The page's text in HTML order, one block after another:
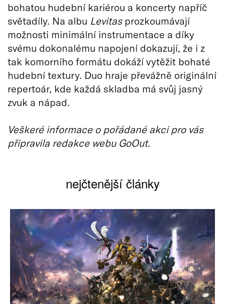
bohatou hudební kariérou a koncerty napříč
světadíly. Na albu Levitasprozkoumávají
možnosti minimální instrumentace a díky
svému dokonalému napojení dokazují, že i z
tak komorního formátu dokáží vytěžit bohaté
hudební textury. Duo hraje převážně originální
repertoár, kde každá skladba má svůj jasný
zvuk a nápad.
Veškeré informace o pořádané akci pro vás
připravila redakce webu GoOut.
nejčtenější články